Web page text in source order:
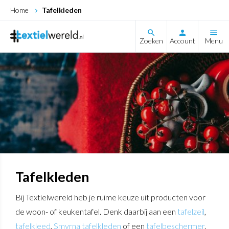
Home Tafelkleden
Zoeken Account Menu
Tafelkleden
Bij Textielwereld heb je ruime keuze uit producten voor
de woon- of keukentafel. Denk daarbij aan een tafelzeil,
tafelkleed, Smyrna tafelkleden of een tafelbeschermer.